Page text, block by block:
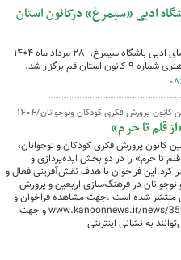
ادبی «سیمرغ» درکانون استان
نشست ادبی اعضای ادبی باشگاه سیمرغ، ‌ ۲۸ مرداد ماه ۱۴۰۴
استان قم برگزار شد.
کانون پرورش فکری کودکان ونوجوانان/۱۴۰۴
قلم تا حرم»
کانون پرورش فکری کودکان و نوجوانان،
تا حرم» را در دو بخش ایده‌پردازی و
کرد.این فراخوان با هدف نقش‌آفرینی فعال و
نوجوانان در فرهنگ‌سازی اربعین و پرورش
منتشر شده است .جهت مشاهده فراخوان و
اطلاعات بیشتر به لینک زیر مراجعه کنید. www.kanoonnews.ir/news/359514 و جهت
به نشانی اینترنتی